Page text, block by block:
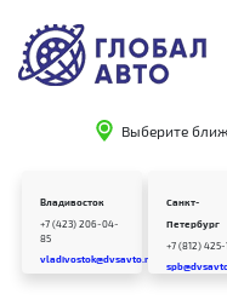
Выберите
Владивосток
+7 (423) 206-04-
85
vladivostok@dvsavto.ru
Санкт-
Петербург
+7 (812) 425-